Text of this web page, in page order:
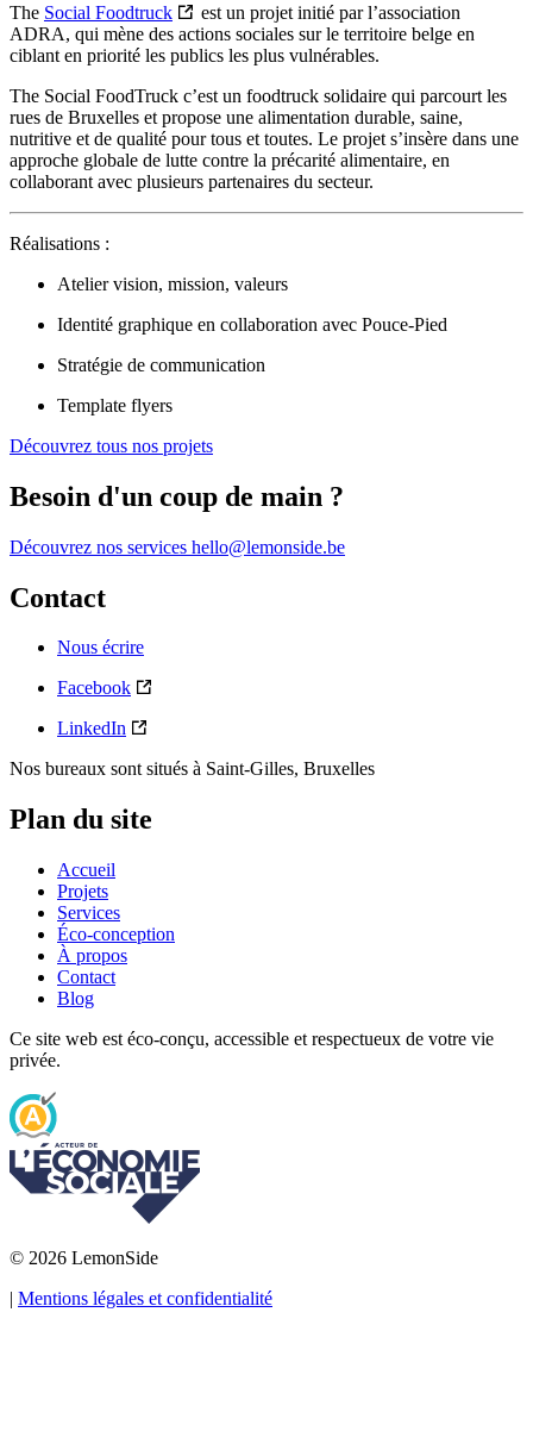
The Social Foodtruck
est un projet initié par l’association
ADRA, qui mène des actions sociales sur le territoire belge en
ciblant en priorité les publics les plus vulnérables.
The Social FoodTruck c’est un foodtruck solidaire qui parcourt les
rues de Bruxelles et propose une alimentation durable, saine,
nutritive et de qualité pour tous et toutes. Le projet s’insère dans une
approche globale de lutte contre la précarité alimentaire, en
collaborant avec plusieurs partenaires du secteur.
Réalisations :
Atelier vision, mission, valeurs
Identité graphique en collaboration avec Pouce-Pied
Stratégie de communication
Template flyers
Découvrez tous nos projets
Besoin d'un coup de main ?
Découvrez nos services hello@lemonside.be
Contact
Nous écrire
Facebook
LinkedIn
Nos bureaux sont situés à Saint-Gilles, Bruxelles
Plan du site
Accueil
Projets
Services
Éco-conception
À propos
Contact
Blog
Ce site web est éco-conçu, accessible et respectueux de votre vie
privée.
© 2026 LemonSide
| Mentions légales et confidentialité